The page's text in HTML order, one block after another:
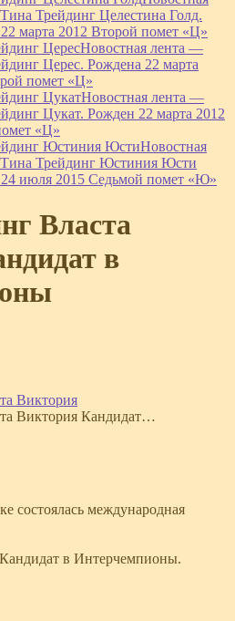
Трейдинг Целестина Голд.
марта 2012 Второй помет «Ц»
ЦересНовостная лента —
Церес. Рождена 22 марта
помет «Ц»
ЦукатНовостная лента —
Цукат. Рожден 22 марта 2012
«Ц»
Юстиния ЮстиНовостная
Трейдинг Юстиния Юсти
июля 2015 Седьмой помет «Ю»
Власта
в
Виктория
Виктория Кандидат…
состоялась международная
в Интерчемпионы.